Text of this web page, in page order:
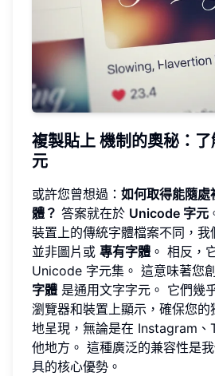
複製貼上 機制的奧秘 ：
元
或許您曾想過： 如何取得能隨處
體？ 答案就在於 Unicode 字元
裝置上的傳統字體檔案不同，我
並非圖片或 專有字體 。 相反，
Unicode 字元集。 這意味著您
字體 是通用文字字元。 它們幾
瀏覽器和裝置上顯示，確保您
地呈現，無論是在 Instagram
他地方。 這種廣泛的兼容性是
具的核心優勢。